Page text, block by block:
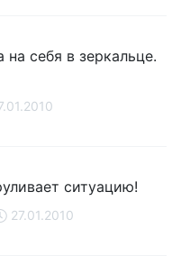
себя в зеркальце.
ситуацию!
27.01.2010